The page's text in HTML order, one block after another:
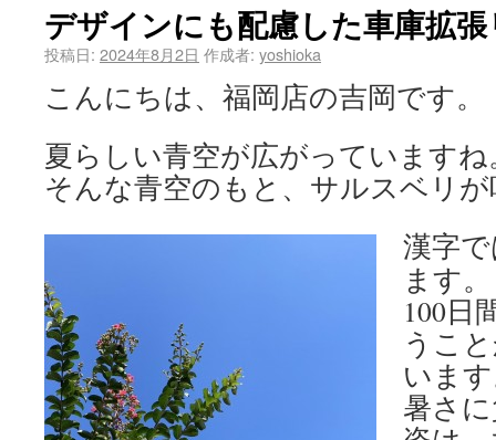
デザインにも配慮した車庫拡
投稿日: 2024年8月2日 作成者: yoshioka
こんにちは、福岡店の吉岡です。
夏らしい青空が広がっていますね
そんな青空のもと、サルスベリ
漢字
ます。
100日
うこ
いま
暑さ